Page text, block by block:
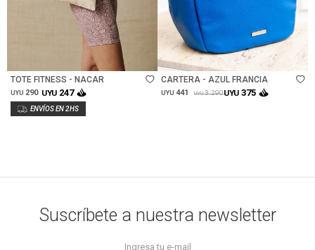
TOTE FITNESS - NACAR
UYU 290 UYU 247
Talle
CARTERA - AZUL FRANCIA
UYU 441 UYU 3.290UYU 375
Suscríbete a nuestra newsletter